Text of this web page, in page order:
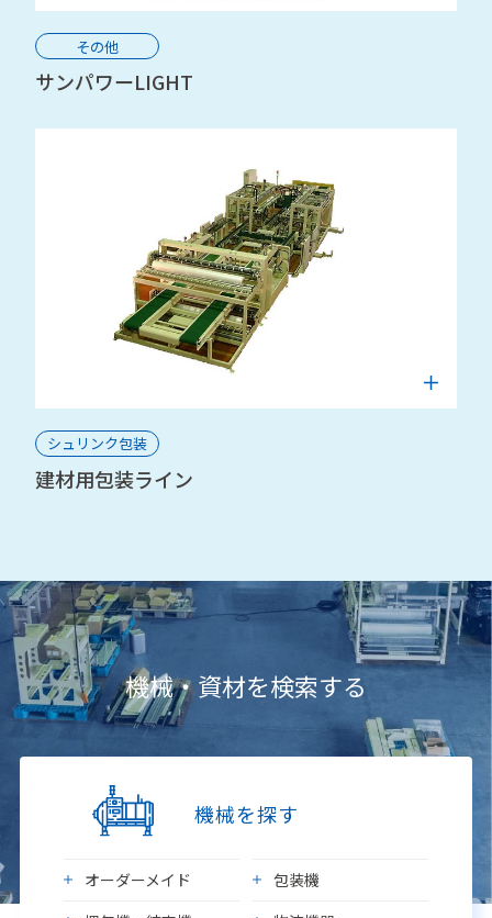
その他
サンパワーLIGHT
シュリンク包装
建材用包装ライン
機械・資材を検索する
機械を探す
オーダーメイド
包装機